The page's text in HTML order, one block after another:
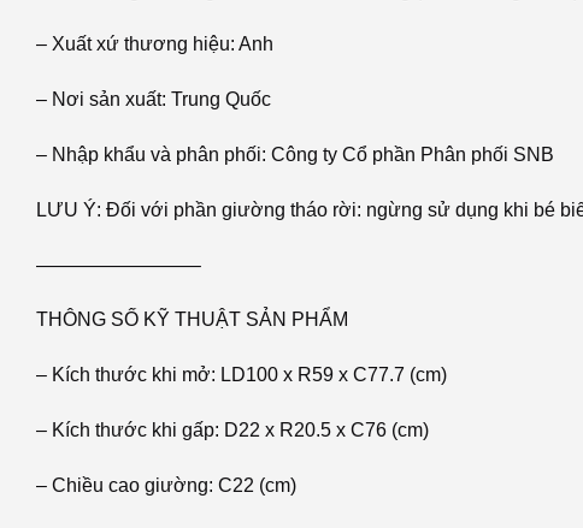
– Xuất xứ thương hiệu: Anh
– Nơi sản xuất: Trung Quốc
– Nhập khẩu và phân phối: Công ty Cổ phần Phân phối SNB
LƯU Ý: Đối với phần giường tháo rời: ngừng sử dụng khi bé
————————–
THÔNG SỐ KỸ THUẬT SẢN PHẨM
– Kích thước khi mở: LD100 x R59 x C77.7 (cm)
– Kích thước khi gấp: D22 x R20.5 x C76 (cm)
– Chiều cao giường: C22 (cm)